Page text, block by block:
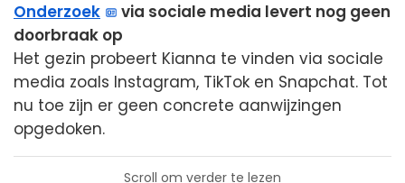
Onderzoek
via sociale media levert nog geen
doorbraak op
Het gezin probeert Kianna te vinden via sociale
media zoals Instagram, TikTok en Snapchat. Tot
nu toe zijn er geen concrete aanwijzingen
opgedoken.
Scroll om verder te lezen